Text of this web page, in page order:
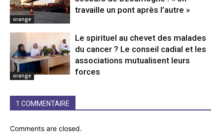
orange
travaille un pont après l’autre »
orange
Le spirituel au chevet des malades
du cancer ? Le conseil cadial et les
associations mutualisent leurs
forces
1 COMMENTAIRE
Comments are closed.